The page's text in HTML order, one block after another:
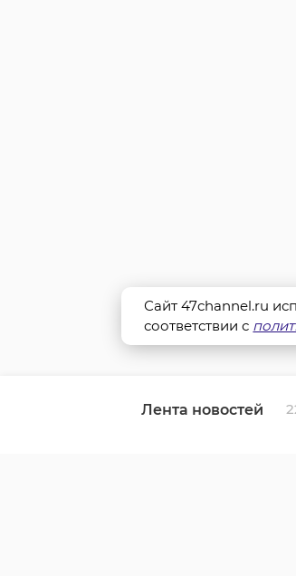
Лента новостей
Сайт 47channel.ru
соответствии с